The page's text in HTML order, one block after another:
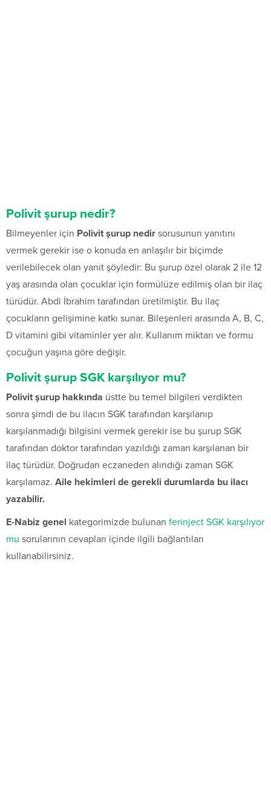
Polivit şurup nedir?
Bilmeyenler için Polivit şurup nedir sorusunun yanıtını
vermek gerekir ise o konuda en anlaşılır bir biçimde
verilebilecek olan yanıt şöyledir: Bu şurup özel olarak 2 ile 12
yaş arasında olan çocuklar için formülüze edilmiş olan bir ilaç
türüdür. Abdi İbrahim tarafından üretilmiştir. Bu ilaç
çocukların gelişimine katkı sunar. Bileşenleri arasında A, B, C,
D vitamini gibi vitaminler yer alır. Kullanım miktarı ve formu
çocuğun yaşına göre değişir.
Polivit şurup SGK karşılıyor mu?
Polivit şurup hakkında üstte bu temel bilgileri verdikten
sonra şimdi de bu ilacın SGK tarafından karşılanıp
karşılanmadığı bilgisini vermek gerekir ise bu şurup SGK
tarafından doktor tarafından yazıldığı zaman karşılanan bir
ilaç türüdür. Doğrudan eczaneden alındığı zaman SGK
karşılamaz. Aile hekimleri de gerekli durumlarda bu ilacı
yazabilir.
E-Nabiz genel kategorimizde bulunan ferinject SGK karşılıyor
mu sorularının cevapları içinde ilgili bağlantıları
kullanabilirsiniz.